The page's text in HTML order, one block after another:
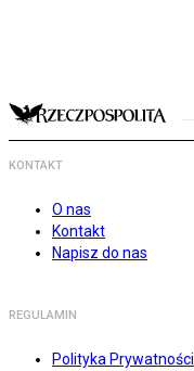
KONTAKT
O nas
Kontakt
Napisz do nas
REGULAMIN
Polityka Prywatności